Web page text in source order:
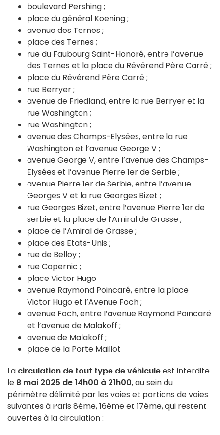
boulevard Pershing ;
place du général Koening ;
avenue des Ternes ;
place des Ternes ;
rue du Faubourg Saint-Honoré, entre l’avenue
des Ternes et la place du Révérend Père Carré ;
place du Révérend Père Carré ;
rue Berryer ;
avenue de Friedland, entre la rue Berryer et la
rue Washington ;
rue Washington ;
avenue des Champs-Elysées, entre la rue
Washington et l’avenue George V ;
avenue George V, entre l’avenue des Champs-
Elysées et l’avenue Pierre 1er de Serbie ;
avenue Pierre 1er de Serbie, entre l’avenue
Georges V et la rue Georges Bizet ;
rue Georges Bizet, entre l’avenue Pierre 1er de
serbie et la place de l’Amiral de Grasse ;
place de l’Amiral de Grasse ;
place des Etats-Unis ;
rue de Belloy ;
rue Copernic ;
place Victor Hugo
avenue Raymond Poincaré, entre la place
Victor Hugo et l’Avenue Foch ;
avenue Foch, entre l’avenue Raymond Poincaré
et l’avenue de Malakoff ;
avenue de Malakoff ;
place de la Porte Maillot
La circulation de tout type de véhiculeest interdite
le 8 mai 2025 de 14h00 à 21h00, au sein du
périmètre délimité par les voies et portions de voies
suivantes à Paris 8ème, 16ème et 17ème, qui restent
ouvertes à la circulation :